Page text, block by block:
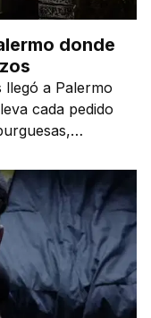
donde
llegó a Palermo
cada pedido